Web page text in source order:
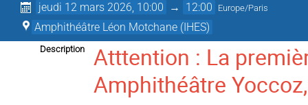
jeudi 12 mars 2026, 10:00 → 12:00 Europe/Paris
Amphithéâtre Léon Motchane (IHES)
Description
Atttention : La
Amphithéâtre